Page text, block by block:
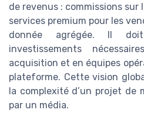
de revenus : commissions sur
services premium pour les
donnée agrégée. Il
investissements
acquisition et en équipes
plateforme. Cette vision
la complexité d’un projet de
par un média.